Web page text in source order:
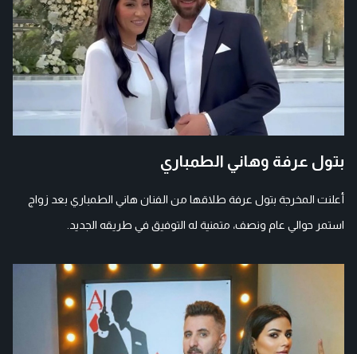
بتول عرفة وهاني الطمباري
أعلنت المخرجة بتول عرفة طلاقها من الفنان هاني الطمباري بعد زواج
استمر حوالي عام ونصف، متمنية له التوفيق في طريقه الجديد.